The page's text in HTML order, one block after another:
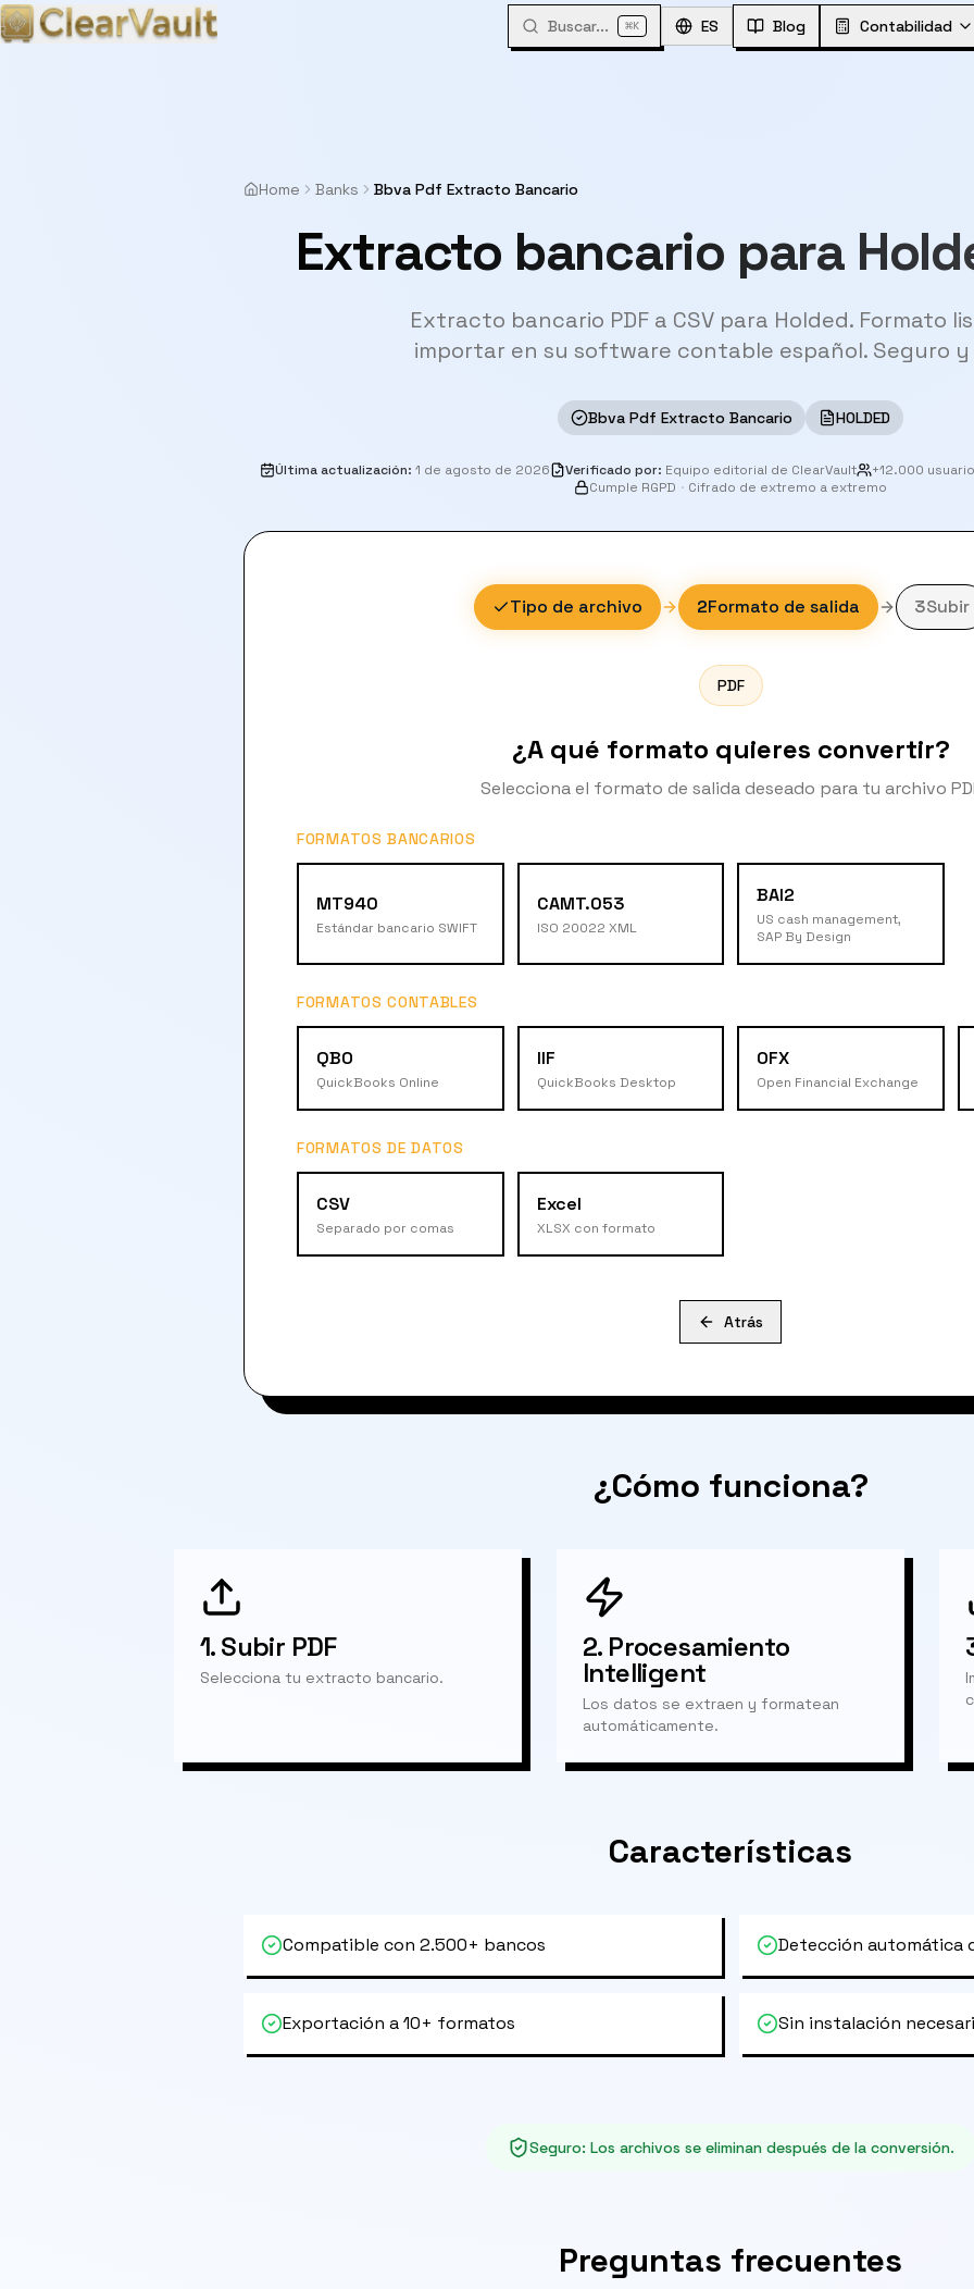
Buscar... ⌘K ES Blog Contabilidad
Home Banks Bbva Pdf Extracto Bancario
Extracto bancario para
Extracto bancario PDF a CSV para Holded. Formato
importar en su software contable español. Seguro y
Bbva Pdf Extracto Bancario HOLDED
Última actualización: 1 de agosto de 2026 Verificado por: Equipo editorial de ClearVault
+12.000
Cumple RGPD · Cifrado de extremo a extremo
Tipo de archivo 2Formato de salida 3Subir
PDF
¿A qué formato quieres convertir?
Selecciona el formato de salida deseado para tu archivo
FORMATOS BANCARIOS
MT940
Estándar bancario SWIFT
CAMT.053
ISO 20022 XML
BAI2
US cash management,
SAP By Design
FORMATOS CONTABLES
QBO
QuickBooks Online
IIF
QuickBooks Desktop
OFX
Open Financial Exchange
FORMATOS DE DATOS
CSV
Separado por comas
Excel
XLSX con formato
Atrás
¿Cómo funciona?
1.Subir PDF
Selecciona tu extracto bancario.
2. Procesamiento
Intelligent
Los datos se extraen y formatean
automáticamente.
Características
Compatible con 2.500+ bancos Detección automática
Exportación a 10+ formatos Sin instalación
Seguro: Los archivos se eliminan después de la conversión.
Preguntas frecuentes